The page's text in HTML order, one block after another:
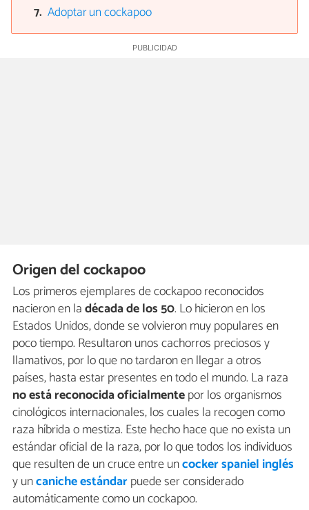
Adoptar un cockapoo
Origen del cockapoo
Los primeros ejemplares de cockapoo reconocidos
nacieron en ladécada de los 50. Lo hicieron en los
Estados Unidos, donde se volvieron muy populares en
poco tiempo. Resultaron unos cachorros preciosos y
llamativos, por lo que no tardaron en llegar a otros
países, hasta estar presentes en todo el mundo. La raza
no está reconocida oficialmentepor los organismos
cinológicos internacionales, los cuales la recogen como
raza híbrida o mestiza. Este hecho hace que no exista un
estándar oficial de la raza, por lo que todos los individuos
que resulten de un cruce entre uncocker spaniel inglés
y uncaniche estándarpuede ser considerado
automáticamente como un cockapoo.